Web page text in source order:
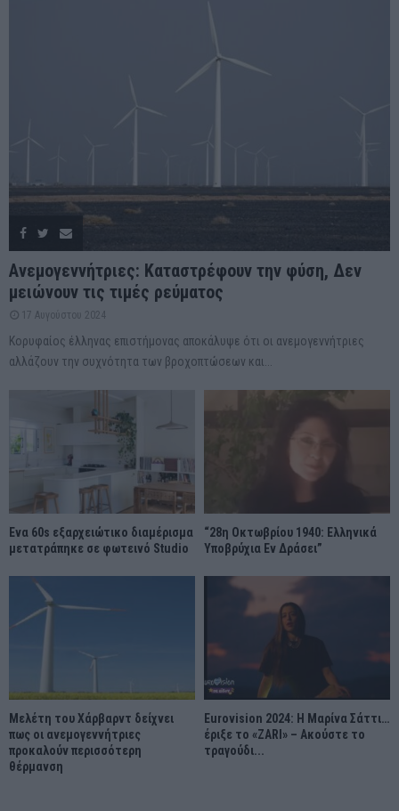
Ανεμογεννήτριες: Καταστρέφουν την φύση, Δεν
μειώνουν τις τιμές ρεύματος
17 Αυγούστου 2024
Κορυφαίος έλληνας επιστήμονας αποκάλυψε ότι οι ανεμογεννήτριες
αλλάζουν την συχνότητα των βροχοπτώσεων και...
Ένα 60s εξαρχειώτικο διαμέρισμα
μετατράπηκε σε φωτεινό Studio
“28η Οκτωβρίου 1940: Ελληνικά
Υποβρύχια Εν Δράσει”
Μελέτη του Χάρβαρντ δείχνει
πως οι ανεμογεννήτριες
προκαλούν περισσότερη
θέρμανση
Eurovision 2024: Η Μαρίνα Σάττι…
έριξε το «ZARI» – Ακούστε το
τραγούδι...